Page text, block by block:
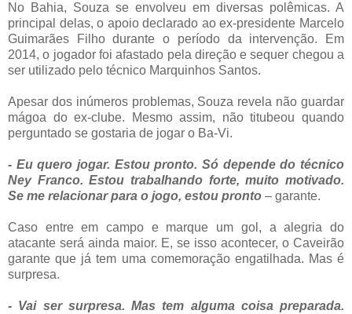
No Bahia, Souza se envolveu em diversas polêmicas. A
principal delas, o apoio declarado ao ex-presidente Marcelo
Guimarães Filho durante o período da intervenção. Em
2014, o jogador foi afastado pela direção e sequer chegou a
ser utilizado pelo técnico Marquinhos Santos.
Apesar dos inúmeros problemas, Souza revela não guardar
mágoa do ex-clube. Mesmo assim, não titubeou quando
perguntado se gostaria de jogar o Ba-Vi.
- Eu quero jogar. Estou pronto. Só depende do técnico
Ney Franco. Estou trabalhando forte, muito motivado.
Se me relacionar para o jogo, estou pronto – garante.
Caso entre em campo e marque um gol, a alegria do
atacante será ainda maior. E, se isso acontecer, o Caveirão
garante que já tem uma comemoração engatilhada. Mas é
surpresa.
- Vai ser surpresa. Mas tem alguma coisa preparada.